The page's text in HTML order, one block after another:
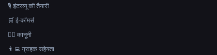
🎙️ इंटरव्यू की तैयारी
🛒 ई-कॉमर्स
👩‍⚖️ कानूनी
👨‍💻 ग्राहक सहेयता